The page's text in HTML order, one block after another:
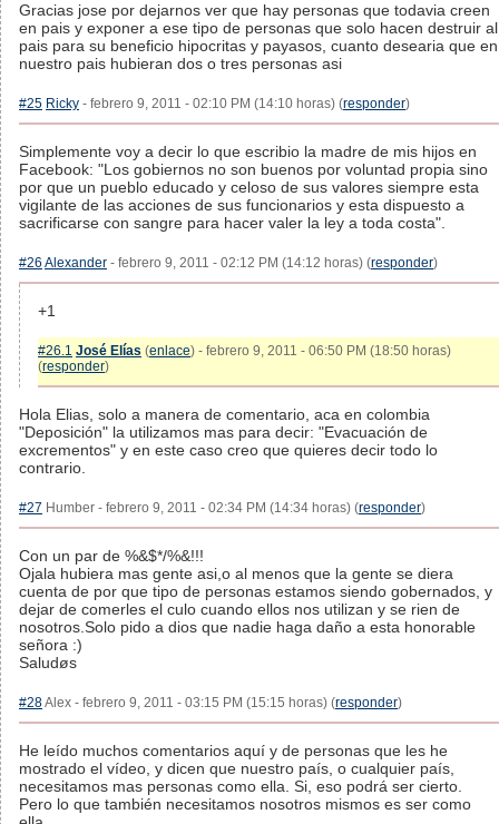
Gracias jose por dejarnos ver que hay personas que todavia creen
en pais y exponer a ese tipo de personas que solo hacen destruir al
pais para su beneficio hipocritas y payasos, cuanto desearia que en
nuestro pais hubieran dos o tres personas asi
#25 Ricky - febrero 9, 2011 - 02:10 PM (14:10 horas) (responder)
Simplemente voy a decir lo que escribio la madre de mis hijos en
Facebook: "Los gobiernos no son buenos por voluntad propia sino
por que un pueblo educado y celoso de sus valores siempre esta
vigilante de las acciones de sus funcionarios y esta dispuesto a
sacrificarse con sangre para hacer valer la ley a toda costa".
#26 Alexander - febrero 9, 2011 - 02:12 PM (14:12 horas) (responder)
+1
#26.1 José Elías (enlace) - febrero 9, 2011 - 06:50 PM (18:50 horas)
(responder)
Hola Elias, solo a manera de comentario, aca en colombia
"Deposición" la utilizamos mas para decir: "Evacuación de
excrementos" y en este caso creo que quieres decir todo lo
contrario.
#27 Humber - febrero 9, 2011 - 02:34 PM (14:34 horas) (responder)
Con un par de %&$*/%&!!!
Ojala hubiera mas gente asi,o al menos que la gente se diera
cuenta de por que tipo de personas estamos siendo gobernados, y
dejar de comerles el culo cuando ellos nos utilizan y se rien de
nosotros.Solo pido a dios que nadie haga daño a esta honorable
señora :)
Saludøs
#28Alex - febrero 9, 2011 - 03:15 PM (15:15 horas) (responder)
He leído muchos comentarios aquí y de personas que les he
mostrado el vídeo, y dicen que nuestro país, o cualquier país,
necesitamos mas personas como ella. Si, eso podrá ser cierto.
Pero lo que también necesitamos nosotros mismos es ser como